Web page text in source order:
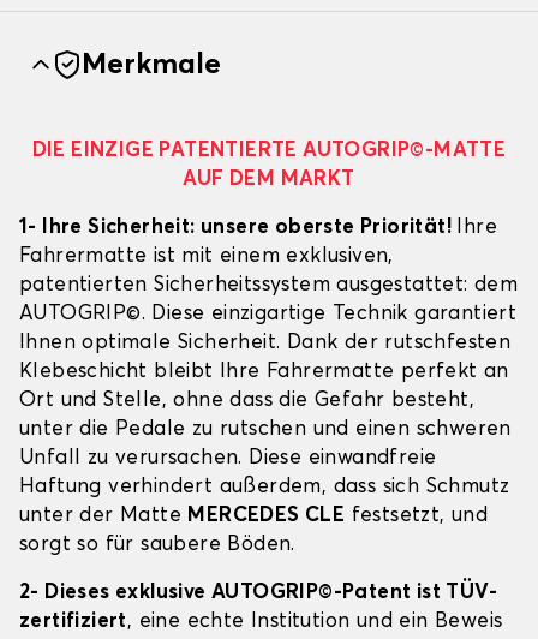
Merkmale
DIE EINZIGE PATENTIERTE AUTOGRIP©-MATTE
AUF DEM MARKT
1- Ihre Sicherheit: unsere oberste Priorität! Ihre
Fahrermatte ist mit einem exklusiven,
patentierten Sicherheitssystem ausgestattet: dem
AUTOGRIP©. Diese einzigartige Technik garantiert
Ihnen optimale Sicherheit. Dank der rutschfesten
Klebeschicht bleibt Ihre Fahrermatte perfekt an
Ort und Stelle, ohne dass die Gefahr besteht,
unter die Pedale zu rutschen und einen schweren
Unfall zu verursachen. Diese einwandfreie
Haftung verhindert außerdem, dass sich Schmutz
unter der Matte MERCEDES CLE festsetzt, und
sorgt so für saubere Böden.
2- Dieses exklusive AUTOGRIP©-Patent ist TÜV-
zertifiziert, eine echte Institution und ein Beweis